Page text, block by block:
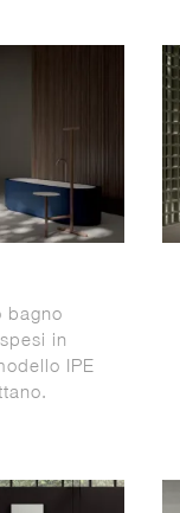
bagno
in
IPE